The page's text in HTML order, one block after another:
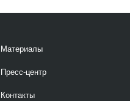
Материалы
Пресс-центр
Контакты